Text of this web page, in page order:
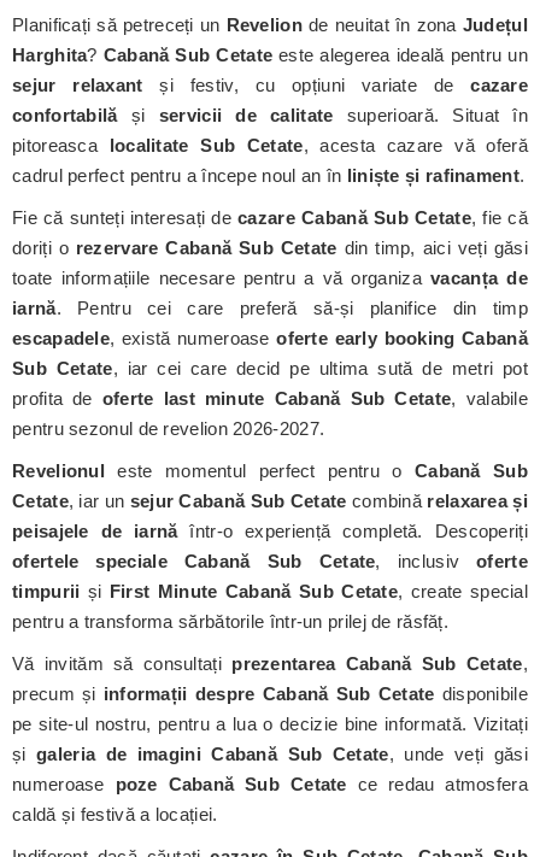
Planificați să petreceți un Revelionde neuitat în zona Județul
Harghita? Cabană Sub Cetate este alegerea ideală pentru un
sejur relaxant și festiv, cu opțiuni variate decazare
confortabilăși servicii de calitate superioară. Situat în
pitoreasca
localitate Sub Cetate, acesta cazare vă oferă
cadrul perfect pentru a începe noul an în liniște și rafinament.
Fie că sunteți interesați decazare Cabană Sub Cetate, fie că
doriți o rezervare Cabană Sub Cetate din timp, aici veți găsi
toate informațiile necesare pentru a vă organizavacanța de
iarnă. Pentru cei care preferă să-și planifice din timp
escapadele, există numeroaseoferte early booking Cabană
Sub Cetate, iar cei care decid pe ultima sută de metri pot
profita de oferte last minute Cabană Sub Cetate, valabile
pentru sezonul de revelion 2026-2027.
Revelionul este momentul perfect pentru o Cabană Sub
Cetate, iar un sejur Cabană Sub Cetate combină relaxarea și
peisajele de iarnăîntr-o experiență completă. Descoperiți
ofertele speciale Cabană Sub Cetate, inclusivoferte
timpurii și First Minute Cabană Sub Cetate, create special
pentru a transforma sărbătorile într-un prilej de răsfăț.
Vă invităm să consultați prezentarea Cabană Sub Cetate,
precum și informații despre Cabană Sub Cetate disponibile
pe site-ul nostru, pentru a lua o decizie bine informată. Vizitați
șigaleria de imagini Cabană Sub Cetate, unde veți găsi
numeroase poze Cabană Sub Cetate ce redau atmosfera
caldă și festivă a locației.